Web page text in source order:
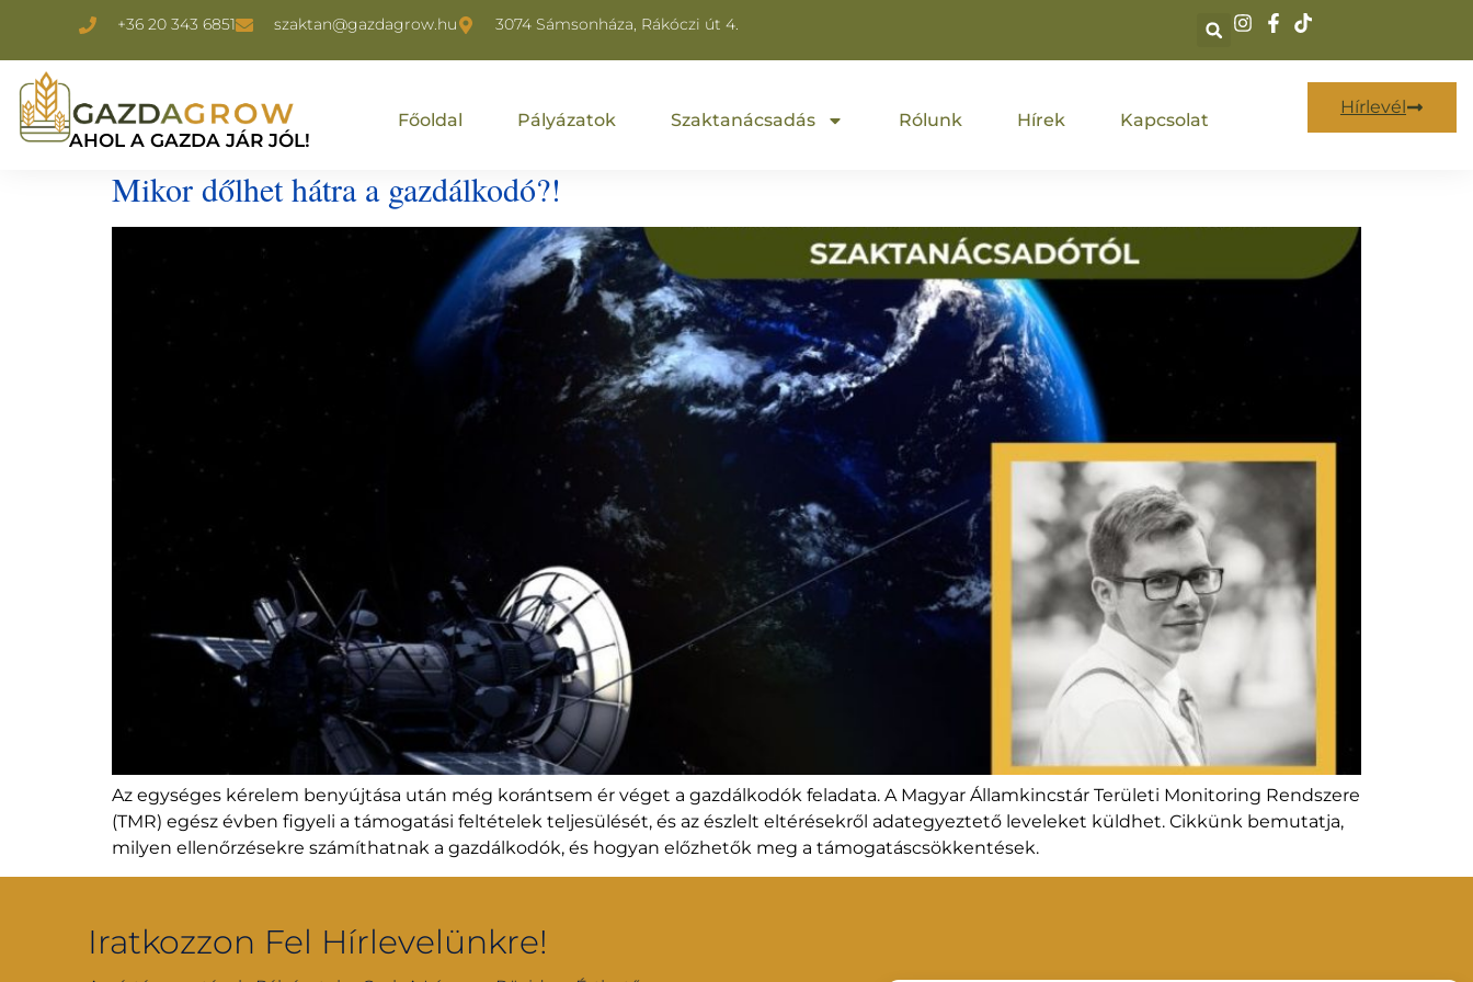
+36 20 343 6851 szaktan@gazdagrow.hu 3074 Sámsonháza, Rákóczi út 4.
Főoldal Pályázatok Szaktanácsadás Rólunk Hírek Kapcsolat
Hírlevél
AHOL A GAZDA JÁR JÓL!
Mikor dőlhet hátra a gazdálkodó?!
Az egységes kérelem benyújtása után még korántsem ér véget a gazdálkodók feladata. A Magyar Államkincstár Területi Monitoring Rendszere
(TMR) egész évben figyeli a támogatási feltételek teljesülését, és az észlelt eltérésekről adategyeztető leveleket küldhet. Cikkünk bemutatja,
milyen ellenőrzésekre számíthatnak a gazdálkodók, és hogyan előzhetők meg a támogatáscsökkentések.
Iratkozzon Fel Hírlevelünkre!